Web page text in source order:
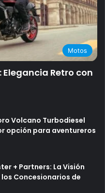
Motos
Elegancia Retro con
Volcano Turbodiesel
opción para aventureros
+ Partners: La Visión
Concesionarios de